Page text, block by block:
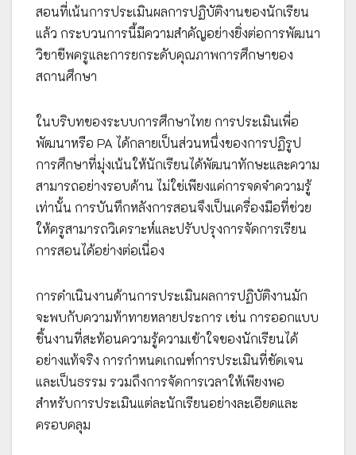
สอนที่เน้นการประเมินผลการปฏิบัติงานของนักเรียน
แล้ว กระบวนการนี้มีความสำคัญอย่างยิ่งต่อการพัฒนา
วิชาชีพครูและการยกระดับคุณภาพการศึกษาของ
สถานศึกษา
ในบริบทของระบบการศึกษาไทย การประเมินเพื่อ
พัฒนาหรือ PA ได้กลายเป็นส่วนหนึ่งของการปฏิรูป
การศึกษาที่มุ่งเน้นให้นักเรียนได้พัฒนาทักษะและความ
สามารถอย่างรอบด้าน ไม่ใช่เพียงแค่การจดจำความรู้
เท่านั้น การบันทึกหลังการสอนจึงเป็นเครื่องมือที่ช่วย
ให้ครูสามารถวิเคราะห์และปรับปรุงการจัดการเรียน
การสอนได้อย่างต่อเนื่อง
การดำเนินงานด้านการประเมินผลการปฏิบัติงานมัก
จะพบกับความท้าทายหลายประการ เช่น การออกแบบ
ชิ้นงานที่สะท้อนความรู้ความเข้าใจของนักเรียนได้
อย่างแท้จริง การกำหนดเกณฑ์การประเมินที่ชัดเจน
และเป็นธรรม รวมถึงการจัดการเวลาให้เพียงพอ
สำหรับการประเมินแต่ละนักเรียนอย่างละเอียดและ
ครอบคลุม